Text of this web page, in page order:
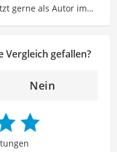
gerne als Autor im
Welt. Mein Ziel
und sowohl eine
zu
meine Texte möchte
nur als eine
Vergleich gefallen?
Nein